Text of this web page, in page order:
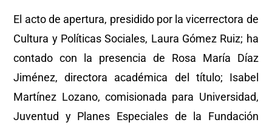
El acto de apertura, presidido por la vicerrectora de
Cultura y Políticas Sociales, Laura Gómez Ruiz; ha
contado con la presencia de Rosa María Díaz
Jiménez, directora académica del título; Isabel
Martínez Lozano, comisionada para Universidad,
Juventud y Planes Especiales de la Fundación